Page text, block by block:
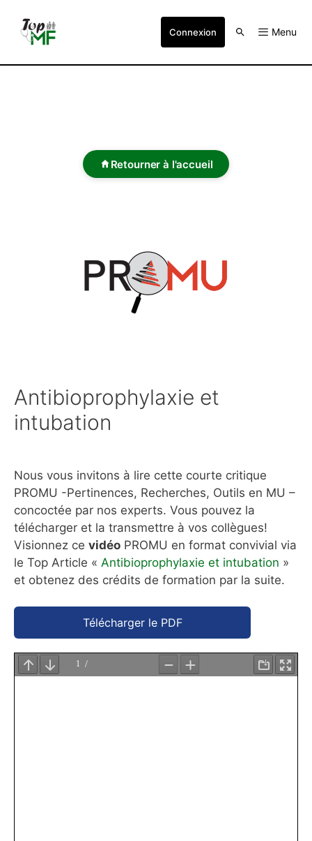
Connexion Menu
Retourner à l'accueil
Antibioprophylaxie et
intubation
Nous vous invitons à lire cette courte critique
PROMU -Pertinences, Recherches, Outils en MU –
concoctée par nos experts. Vous pouvez la
télécharger et la transmettre à vos collègues!
Visionnez ce vidéo PROMU en format convivial via
le Top Article « Antibioprophylaxie et intubation »
et obtenez des crédits de formation par la suite.
Télécharger le PDF